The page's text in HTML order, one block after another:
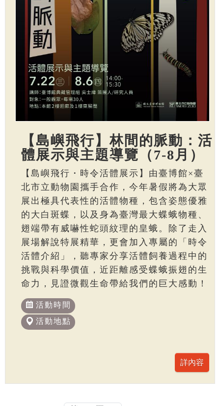
【島嶼飛行】林間的脈動：活
體展示與主題導覽（7-8月）
【島嶼飛行・時令活體展示】由臺博館×臺
北市立動物園攜手合作，今年暑假將為大眾
展出極具代表性的活體物種，包含姿態優雅
的大白斑蝶，以及身為臺灣最大蝶蛾物種、
翅端帶有威嚇性蛇頭紋理的皇蛾。除了走入
展場解說特展精華，更會加入專屬的「時令
活體介紹」，聽專家分享活體飼養過程中的
挑戰與科學價值，近距離感受蝶蛾振翅的生
命力，見證微觀生命帶給我們的巨大感動！
活動時間
活動地點